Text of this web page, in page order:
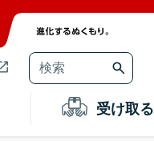
受け取る